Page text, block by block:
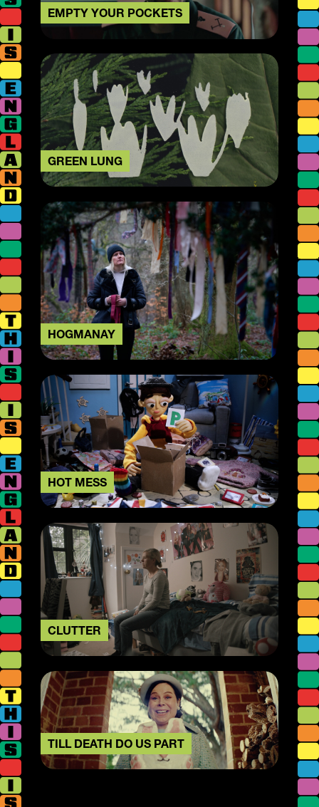
EMPTY YOUR POCKETS
GREEN LUNG
HOGMANAY
HOT MESS
CLUTTER
TILL DEATH DO US PART